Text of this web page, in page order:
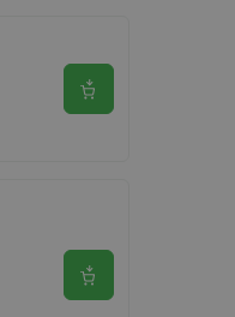
Se produkt
Se produkt